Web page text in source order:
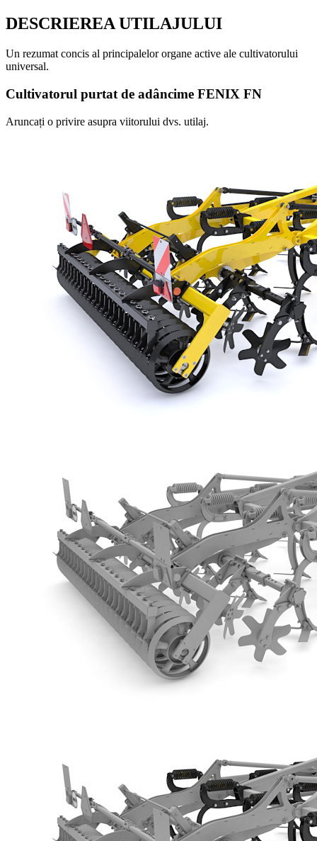
DESCRIEREA UTILAJULUI
Un rezumat concis al principalelor organe active ale cultivatorului
universal.
Cultivatorul purtat de adâncime FENIX FN
Aruncați o privire asupra viitorului dvs. utilaj.